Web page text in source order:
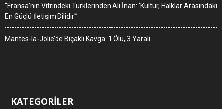
“Fransa’nın Vitrindeki Türklerinden Ali İnan: ‘Kültür, Halklar Arasındaki
En Güçlü İletişim Dilidir'”
Mantes-la-Jolie’de Bıçaklı Kavga: 1 Ölü, 3 Yaralı
KATEGORİLER